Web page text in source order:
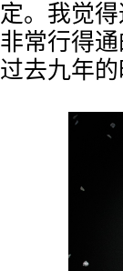
定。我觉
非常行得
过去九年